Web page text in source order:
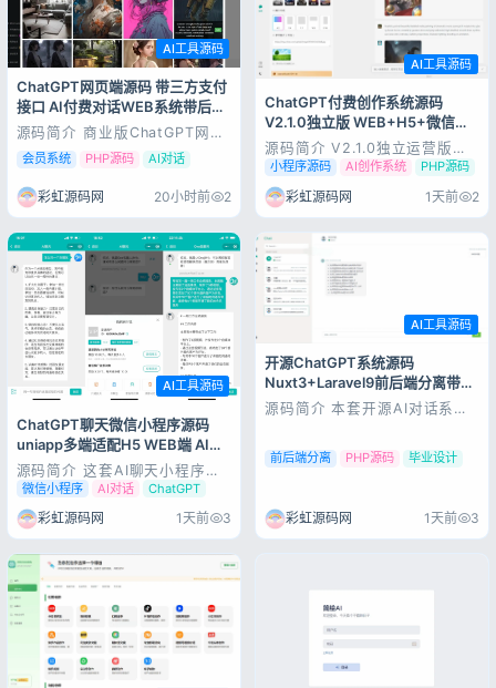
AI工具源码
ChatGPT网页端源码 带三方支付
接口 AI付费对话WEB系统带后台
可二开
源码简介 商业版ChatGPT网页
端系统，PC网页WEB端自适
应，内置三方支付接口，无需小
持GPT3.5、GPT4以及国内多
款大模型接口，打字机流式输出
板。具备会员套餐、次数购买、
卡密兑...
会员系统 PHP源码 AI对话
彩虹源码网 20小时前 2
AI工具源码
ChatGPT付费创作系统源码
V2.1.0独立版 WEB+H5+微信小
程序三端AI付费对话系统
源码简介 V2.1.0独立运营版，
一套程序兼容WEB网页端、H5
移动端、微信小程序三端。新增
百度文心一言接口，支持GPT对
话、AI绘画，内置大量提示词模
卡密兑换、广告获取次数完整变
现模块，H5与小程序端卡密兑
换功...
小程序源码 AI创作系统 PHP源码
彩虹源码网 1天前 2
AI工具源码
ChatGPT聊天微信小程序源码
uniapp多端适配H5 WEB端 AI对
话带后台可二开
源码简介 这套AI聊天小程序基
于uniapp开发，一套代码同时
兼容微信小程序、H5、WEB网
页端，后端完整配套。支持GPT
流式打字输出效果，聊天记录保
提示词。具备次数管控、每日免
费次数、分享领次数、看广告获
取次...
微信小程序 AI对话 ChatGPT
彩虹源码网 1天前 3
AI工具源码
开源ChatGPT系统源码
Nuxt3+Laravel9前后端分离带后
台完整系统 可二次开发毕业设计
源码简介 本套开源AI对话系统
流式输出对话、多API‑Key切换
管理、对话历史保存、用户中
数、会员配置。服务环境需要...
前后端分离 PHP源码 毕业设计
彩虹源码网 1天前 3
登录
没有账号？立即注册
记住登录